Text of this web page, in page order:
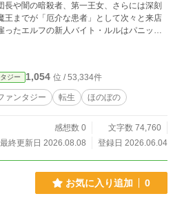
長や闇の暗殺者、第一王女、さらには深刻
王までが「厄介な患者」として次々と来店
ったエルフの新人バイト・ルルはパニック
魔王が睨み合い、バイ
ラブルを鎮圧し、理想の定時退勤を勝ち取
ジー 1,054 位 / 53,334件
ァンタジー 転生 ほのぼの
感想数 0
文字数 74,760
最終更新日 2026.08.08
登録日 2026.06.04
お気に入り追加 0